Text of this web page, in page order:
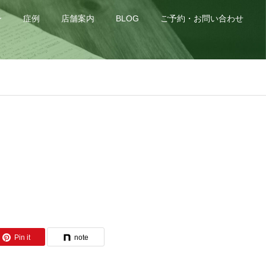
症例 店舗案内 BLOG ご予約・お問い合わせ
Pin it note